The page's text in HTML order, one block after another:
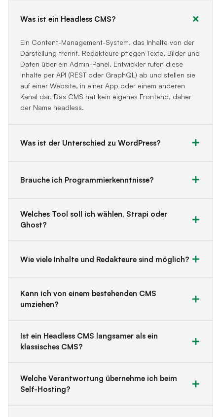
Was ist ein Headless CMS?
Ein Content-Management-System, das Inhalte von der
Darstellung trennt. Redakteure pflegen Texte, Bilder und
Daten über ein Admin-Panel. Entwickler rufen diese
Inhalte per API (REST oder GraphQL) ab und stellen sie
auf einer Website, in einer App oder einem anderen
Kanal dar. Das CMS hat kein eigenes Frontend, daher
der Name headless.
Was ist der Unterschied zu WordPress?
Brauche ich Programmierkenntnisse?
Welches Tool soll ich wählen, Strapi oder
Ghost?
Wie viele Inhalte und Redakteure sind möglich?
Kann ich von einem bestehenden CMS
umziehen?
Ist ein Headless CMS langsamer als ein
klassisches CMS?
Welche Verantwortung übernehme ich beim
Self-Hosting?